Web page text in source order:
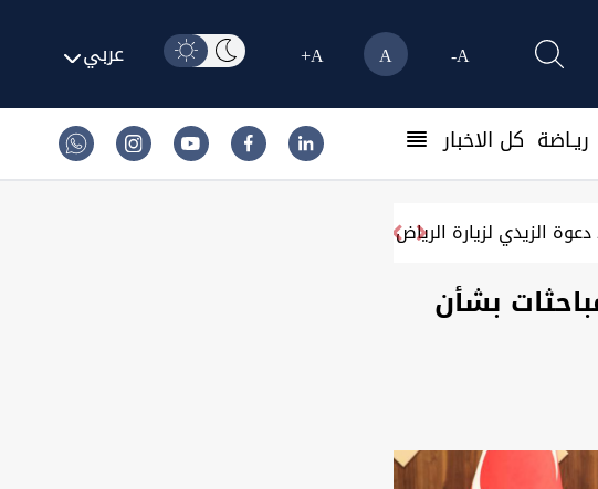
A-
A
A+ عربي
ريـاضة كل الاخبار
في هرمز اتفاق على "التنسيق الأمني".. السعودية تجدد دعوة
بشأن